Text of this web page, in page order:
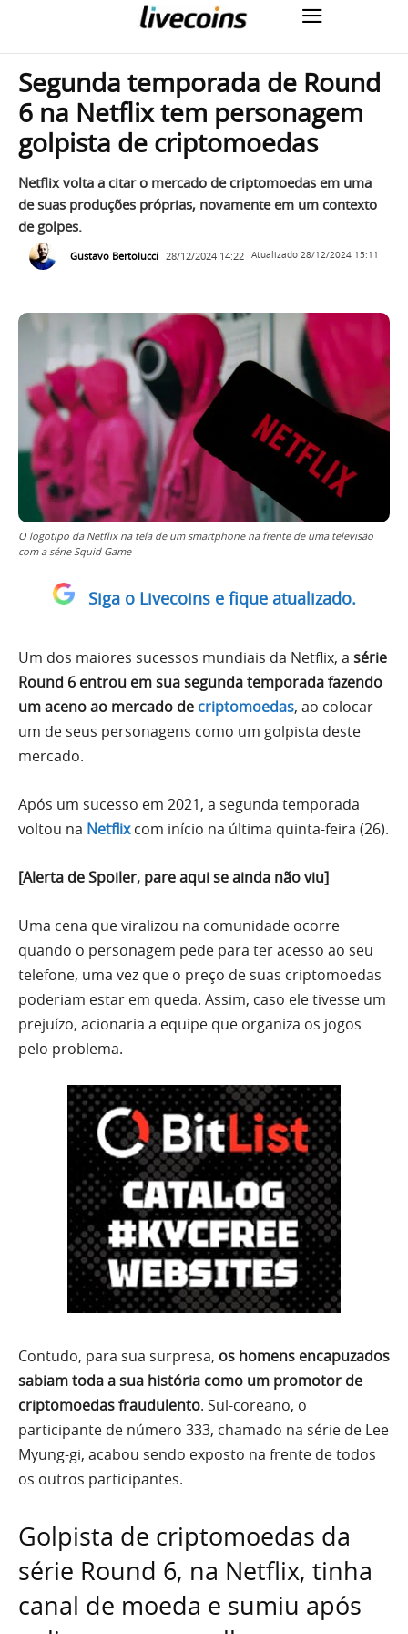
Segunda temporada de Round
6 na Netflix tem personagem
golpista de criptomoedas
Netflix volta a citar o mercado de criptomoedas em uma
de suas produções próprias, novamente em um contexto
de golpes.
Gustavo Bertolucci 28/12/2024 14:22 Atualizado 28/12/2024 15:11
O logotipo da Netflix na tela de um smartphone na frente de uma televisão
com a série Squid Game
Siga o Livecoins e fique atualizado.
Um dos maiores sucessos mundiais da Netflix, a série
Round 6 entrou em sua segunda temporada fazendo
um aceno ao mercado de criptomoedas, ao colocar
um de seus personagens como um golpista deste
mercado.
Após um sucesso em 2021, a segunda temporada
voltou na Netflix com início na última quinta-feira (26).
[Alerta de Spoiler, pare aqui se ainda não viu]
Uma cena que viralizou na comunidade ocorre
quando o personagem pede para ter acesso ao seu
telefone, uma vez que o preço de suas criptomoedas
poderiam estar em queda. Assim, caso ele tivesse um
prejuízo, acionaria a equipe que organiza os jogos
pelo problema.
Contudo, para sua surpresa, os homens encapuzados
sabiam toda a sua história como um promotor de
criptomoedas fraudulento. Sul-coreano, o
participante de número 333, chamado na série de Lee
Myung-gi, acabou sendo exposto na frente de todos
os outros participantes.
Golpista de criptomoedas da
série Round 6, na Netflix, tinha
canal de moeda e sumiu após